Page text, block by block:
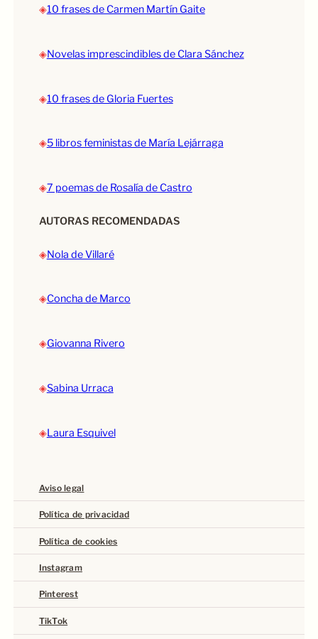
◈10 frases de Carmen Martín Gaite
◈Novelas imprescindibles de Clara Sánchez
◈10 frases de Gloria Fuertes
◈5 libros feministas de María Lejárraga
◈7 poemas de Rosalía de Castro
AUTORAS RECOMENDADAS
◈Nola de Villaré
◈Concha de Marco
◈Giovanna Rivero
◈Sabina Urraca
◈Laura Esquivel
Aviso legal
Política de privacidad
Política de cookies
Instagram
Pinterest
TikTok